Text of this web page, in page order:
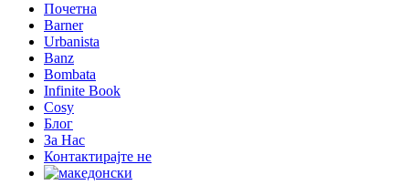
Почетна
Barner
Urbanista
Banz
Bombata
Infinite Book
Cosy
Блог
За Нас
Контактирајте не